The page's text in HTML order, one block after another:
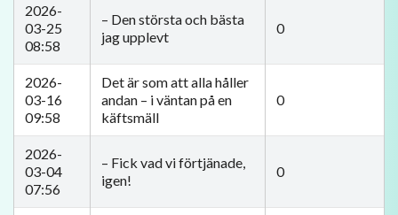
2026-
03-25
08:58
– Den största och bästa
jag upplevt
0
2026-
03-16
09:58
Det är som att alla håller
andan – i väntan på en
käftsmäll
0
2026-
03-04
07:56
– Fick vad vi förtjänade,
igen!
0